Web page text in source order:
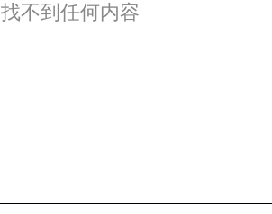
找不到任何内容